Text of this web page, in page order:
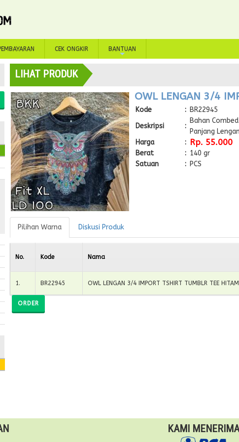
CEK ONGKIR
+
BANTUAN
LIHAT PRODUK
OWL LENGAN 3/4
Kode : BR22945
Deskripsi
:
Bahan
Panjang
Harga
: Rp. 55.000
Berat : 140 gr
Satuan
: PCS
Pilihan Warna Diskusi Produk
No. Kode Nama
1. BR22945 OWL LENGAN 3/4 IMPORT TSHIRT TUMBLR TEE
ORDER
KAMI MENERIMA